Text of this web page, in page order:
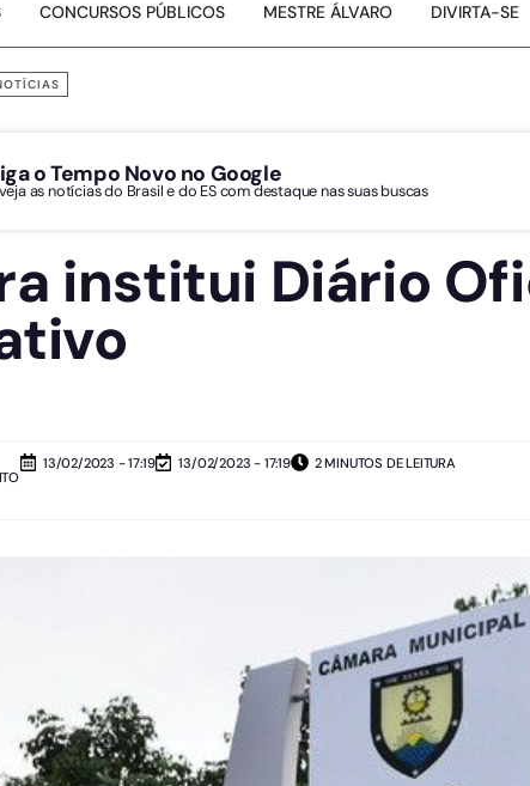
CONCURSOS PÚBLICOS MESTRE ÁLVARO DIVIRTA-SE
o Tempo Novo no Google
as notícias do Brasil e do ES com destaque nas suas buscas
institui Diário
13/02/2023 - 17:19 13/02/2023 - 17:19 2 MINUTOS DE LEITURA